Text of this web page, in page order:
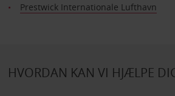
Prestwick Internationale Lufthavn
HVORDAN KAN VI HJÆLPE